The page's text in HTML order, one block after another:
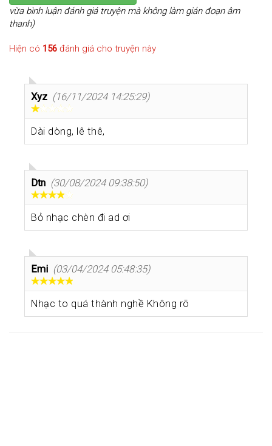
vừa bình luận đánh giá truyện mà không làm gián đoạn âm
thanh)
Hiện có 156 đánh giá cho truyện này
Xyz (16/11/2024 14:25:29)
Dài dòng, lê thê,
Dtn (30/08/2024 09:38:50)
Bỏ nhạc chèn đi ad ơi
Emi (03/04/2024 05:48:35)
Nhạc to quá thành nghề Không rõ